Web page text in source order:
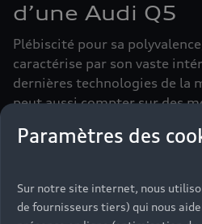
d’une Audi Q5
Plébiscité pour sa
caractérise par son vaste
dernières technologies de la
peut aussi compter sur des
Paramètres des
Sur notre site internet, nous
de fournisseurs tiers) qui nous